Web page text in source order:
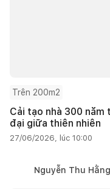
Trên 200m2
Cải tạo nhà 300 năm
đại giữa thiên nhiên
27/06/2026, lúc 10:00
Nguyễn Thu Hằng